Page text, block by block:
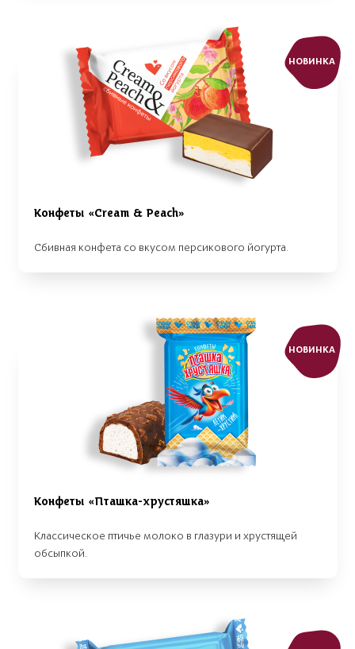
НОВИНКА
Конфеты «Cream & Peach»
Сбивная конфета со вкусом персикового йогурта.
НОВИНКА
Конфеты «Пташка-хрустяшка»
Классическое птичье молоко в глазури и хрустящей
обсыпкой.